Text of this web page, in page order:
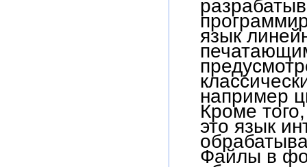
язык
например
Кроме
это язык
Файлы в